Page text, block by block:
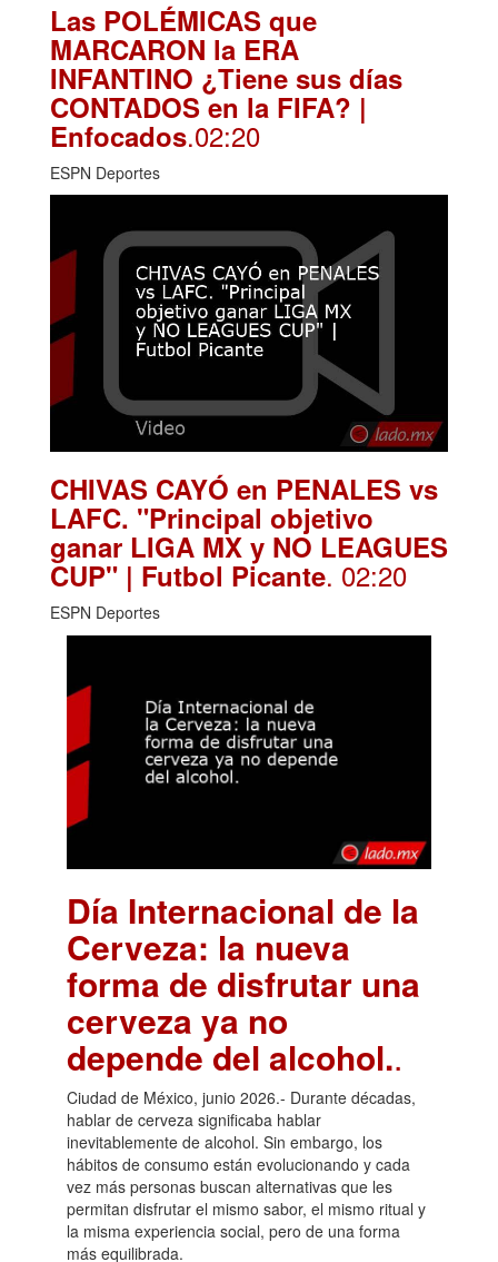
Las POLÉMICAS que
MARCARON la ERA
INFANTINO ¿Tiene sus días
CONTADOS en la FIFA? |
Enfocados.02:20
ESPN Deportes
CHIVAS CAYÓ en PENALES vs
LAFC. "Principal objetivo
ganar LIGA MX y NO LEAGUES
CUP" | Futbol Picante. 02:20
ESPN Deportes
Día Internacional de la
Cerveza: la nueva
forma de disfrutar una
cerveza ya no
depende del alcohol..
Ciudad de México, junio 2026.- Durante décadas,
hablar de cerveza significaba hablar
inevitablemente de alcohol. Sin embargo, los
hábitos de consumo están evolucionando y cada
vez más personas buscan alternativas que les
permitan disfrutar el mismo sabor, el mismo ritual y
la misma experiencia social, pero de una forma
más equilibrada.